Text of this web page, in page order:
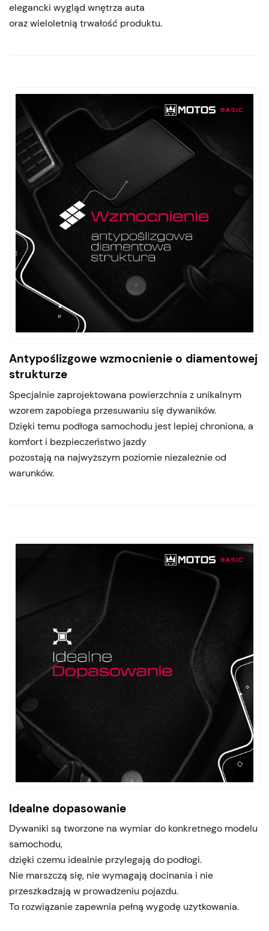
elegancki wygląd wnętrza auta
oraz wieloletnią trwałość produktu.
Antypoślizgowe wzmocnienie o diamentowej
strukturze
Specjalnie zaprojektowana powierzchnia z unikalnym
wzorem zapobiega przesuwaniu się dywaników.
Dzięki temu podłoga samochodu jest lepiej chroniona, a
komfort i bezpieczeństwo jazdy
pozostają na najwyższym poziomie niezależnie od
warunków.
Idealne dopasowanie
Dywaniki są tworzone na wymiar do konkretnego modelu
samochodu,
dzięki czemu idealnie przylegają do podłogi.
Nie marszczą się, nie wymagają docinania i nie
przeszkadzają w prowadzeniu pojazdu.
To rozwiązanie zapewnia pełną wygodę użytkowania.